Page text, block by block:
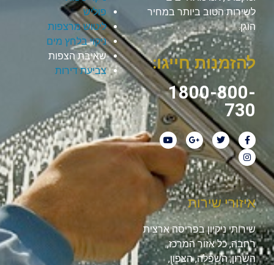
לשירות הטוב ביותר במחיר
הוגן.
להזמנות חייגו:
1800-800-
730
פוליש
ליטוש מרצפות
ניקוי בלחץ מים
שאיבת הצפות
צביעת דירות
איזורי שירות
שירותי ניקיון בפריסה ארצית
רחבה, כל אזור המרכז,
השרון, השפלה, הצפון,